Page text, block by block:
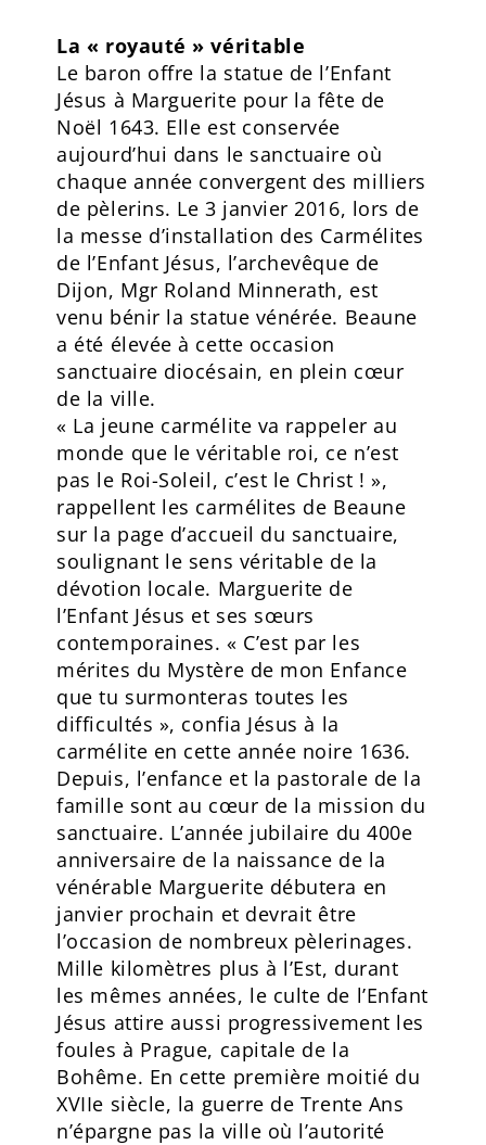
La « royauté » véritable
Le baron offre la statue de l’Enfant
Jésus à Marguerite pour la fête de
Noël 1643. Elle est conservée
aujourd’hui dans le sanctuaire où
chaque année convergent des milliers
de pèlerins. Le 3 janvier 2016, lors de
la messe d’installation des Carmélites
de l’Enfant Jésus, l’archevêque de
Dijon, Mgr Roland Minnerath, est
venu bénir la statue vénérée. Beaune
a été élevée à cette occasion
sanctuaire diocésain, en plein cœur
de la ville.
« La jeune carmélite va rappeler au
monde que le véritable roi, ce n’est
pas le Roi-Soleil, c’est le Christ ! »,
rappellent les carmélites de Beaune
sur la page d’accueil du sanctuaire,
soulignant le sens véritable de la
dévotion locale. Marguerite de
l’Enfant Jésus et ses sœurs
contemporaines. « C’est par les
mérites du Mystère de mon Enfance
que tu surmonteras toutes les
difficultés », confia Jésus à la
carmélite en cette année noire 1636.
Depuis, l’enfance et la pastorale de la
famille sont au cœur de la mission du
sanctuaire. L’année jubilaire du 400e
anniversaire de la naissance de la
vénérable Marguerite débutera en
janvier prochain et devrait être
l’occasion de nombreux pèlerinages.
Mille kilomètres plus à l’Est, durant
les mêmes années, le culte de l’Enfant
Jésus attire aussi progressivement les
foules à Prague, capitale de la
Bohême. En cette première moitié du
XVIIe siècle, la guerre de Trente Ans
n’épargne pas la ville où l’autorité